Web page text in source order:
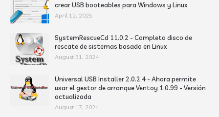
crear USB booteables para Windows y Linux
April 12, 2025
SystemRescueCd 11.0.2 - Completo disco de
rescate de sistemas basado en Linux
August 31, 2024
Universal USB Installer 2.0.2.4 - Ahora permite
usar el gestor de arranque Ventoy 1.0.99 - Versión
actualizada
August 17, 2024